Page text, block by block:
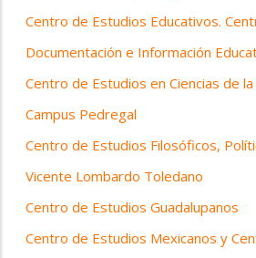
Centro de Estudios Educativos.
Documentación e Información
Centro de Estudios en Ciencias de la
Campus Pedregal
Centro de Estudios Filosóficos,
Vicente Lombardo Toledano
Centro de Estudios Guadalupanos
Centro de Estudios Mexicanos y